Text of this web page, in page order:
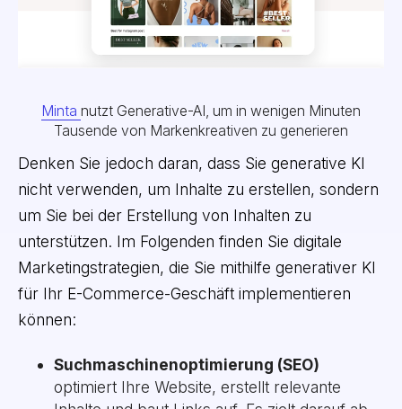
Minta nutzt Generative-AI, um in wenigen Minuten
Tausende von Markenkreativen zu generieren
Denken Sie jedoch daran, dass Sie generative KI
nicht verwenden, um Inhalte zu erstellen, sondern
um Sie bei der Erstellung von Inhalten zu
unterstützen. Im Folgenden finden Sie digitale
Marketingstrategien, die Sie mithilfe generativer KI
für Ihr E-Commerce-Geschäft implementieren
können:
Suchmaschinenoptimierung (SEO)
optimiert Ihre Website, erstellt relevante